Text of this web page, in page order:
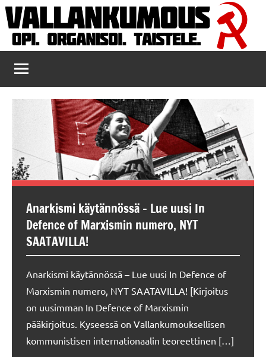
Skip
to
content
Vallankumous
Anarkismi käytännössä – Lue uusi In
Defence of Marxismin numero, NYT
SAATAVILLA!
Anarkismi käytännössä – Lue uusi In Defence of
Marxismin numero, NYT SAATAVILLA! [Kirjoitus
on uusimman In Defence of Marxismin
pääkirjoitus. Kyseessä on Vallankumouksellisen
kommunistisen internationaalin teoreettinen […]